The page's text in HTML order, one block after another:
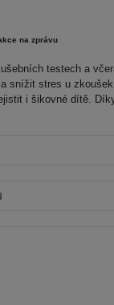
na zprávu
testech a
snížit stres u
i šikovné dítě.